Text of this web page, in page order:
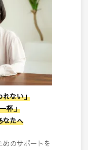
れない」
杯」
なたへ
のサポートを